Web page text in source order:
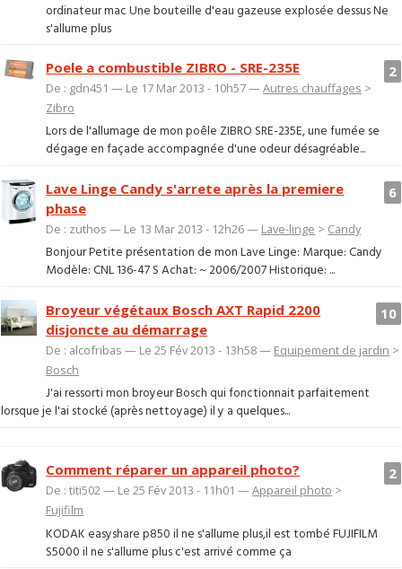
ordinateur mac Une bouteille d'eau gazeuse explosée dessus Ne
s'allume plus
2
Poele a combustible ZIBRO - SRE-235E
De : gdn451 — Le 17 Mar 2013 - 10h57 —Autres chauffages >
Zibro
Lors de l'allumage de mon poêle ZIBRO SRE-235E, une fumée se
dégage en façade accompagnée d'une odeur désagréable...
6
Lave Linge Candy s'arrete après la premiere
phase
De : zuthos — Le 13 Mar 2013 - 12h26 — Lave-linge > Candy
Bonjour Petite présentation de mon Lave Linge: Marque: Candy
Modèle: CNL 136-47 S Achat: ~ 2006/2007 Historique: ...
10
Broyeur végétaux Bosch AXT Rapid 2200
disjoncte au démarrage
De : alcofribas — Le 25 Fév 2013 - 13h58 — Equipement de jardin >
Bosch
J'ai ressorti mon broyeur Bosch qui fonctionnait parfaitement
lorsque je l'ai stocké (après nettoyage) il y a quelques...
2
Comment réparer un appareil photo?
De : titi502 — Le 25 Fév 2013 - 11h01 —Appareil photo >
Fujifilm
KODAK easyshare p850 il ne s'allume plus,il est tombé FUJIFILM
S5000 il ne s'allume plus c'est arrivé comme ça